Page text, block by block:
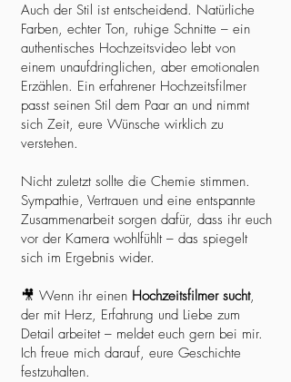
Auch der Stil ist entscheidend. Natürliche
Farben, echter Ton, ruhige Schnitte – ein
authentisches Hochzeitsvideo lebt von
einem unaufdringlichen, aber emotionalen
Erzählen. Ein erfahrener Hochzeitsfilmer
passt seinen Stil dem Paar an und nimmt
sich Zeit, eure Wünsche wirklich zu
verstehen.
Nicht zuletzt sollte die Chemie stimmen.
Sympathie, Vertrauen und eine entspannte
Zusammenarbeit sorgen dafür, dass ihr euch
vor der Kamera wohlfühlt – das spiegelt
sich im Ergebnis wider.
🎥 Wenn ihr einen Hochzeitsfilmer sucht,
der mit Herz, Erfahrung und Liebe zum
Detail arbeitet – meldet euch gern bei mir.
Ich freue mich darauf, eure Geschichte
festzuhalten.